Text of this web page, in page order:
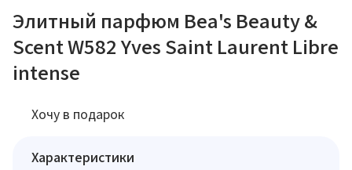
Элитный парфюм Bea's Beauty &
Scent W582 Yves Saint Laurent Libre
intense
Хочу в подарок
Характеристики